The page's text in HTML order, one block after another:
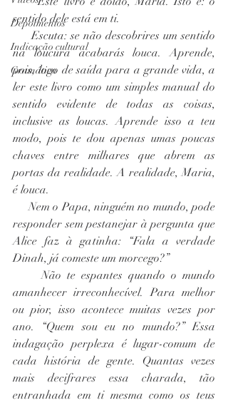
Depoimentos
Indicação cultural
Gramática
sentido dele está em ti.
     Escuta: se não descobrires um sentido
na loucura acabarás louca. Aprende,
pois, logo de saída para a grande vida, a
ler este livro como um simples manual do
sentido evidente de todas as coisas,
inclusive as loucas. Aprende isso a teu
modo, pois te dou apenas umas poucas
chaves entre milhares que abrem as
portas da realidade. A realidade, Maria,
é louca.
     Nem o Papa, ninguém no mundo, pode
responder sem pestanejar à pergunta que
Alice faz à gatinha: “Fala a verdade
Dinah, já comeste um morcego?”
     Não te espantes quando o mundo
amanhecer irreconhecível. Para melhor
ou pior, isso acontece muitas vezes por
ano. “Quem sou eu no mundo?” Essa
indagação perplexa é lugar-comum de
cada história de gente. Quantas vezes
mais decifrares essa charada, tão
entranhada em ti mesma como os teus